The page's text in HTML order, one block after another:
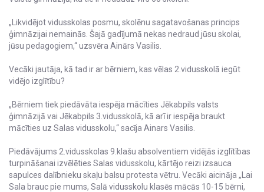
„Likvidējot vidusskolas posmu, skolēnu sagatavošanas princips
ģimnāzijai nemainās. Šajā gadījumā nekas nedraud jūsu skolai,
jūsu pedagogiem,“ uzsvēra Ainārs Vasilis.
Vecāki jautāja, kā tad ir ar bērniem, kas vēlas 2.vidusskolā iegūt
vidējo izglītību?
„Bērniem tiek piedāvāta iespēja mācīties Jēkabpils valsts
ģimnāzijā vai Jēkabpils 3.vidusskolā, kā arī ir iespēja braukt
mācīties uz Salas vidusskolu,“ sacīja Ainars Vasilis.
Piedāvājums 2.vidusskolas 9.klašu absolventiem vidējās izglītības
turpināšanai izvēlēties Salas vidusskolu, kārtējo reizi izsauca
sapulces dalībnieku skaļu balsu protesta vētru. Vecāki aicināja „Lai
Sala brauc pie mums, Salā vidusskolu klasēs mācās 10-15 bērni,